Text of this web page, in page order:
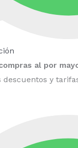
al por
descuentos y